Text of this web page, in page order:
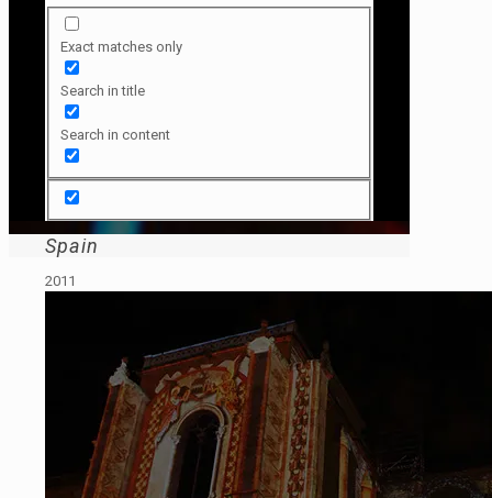
Exact matches only
Search in title
Search in content
Spain
2011